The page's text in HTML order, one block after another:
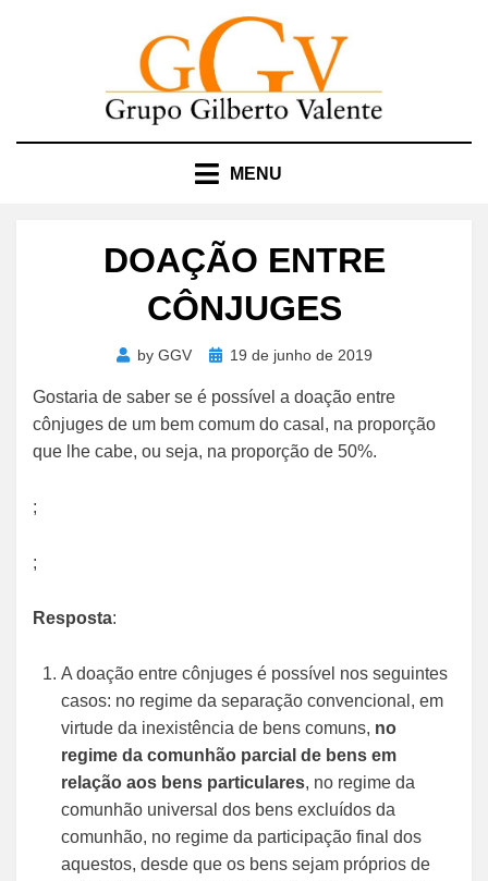
MENU
DOAÇÃO ENTRE
CÔNJUGES
by GGV
Posted19 de junho de 2019
Gostaria de saber se é possível a doação entre
cônjuges de um bem comum do casal, na proporção
que lhe cabe, ou seja, na proporção de 50%.
;
;
Resposta:
A doação entre cônjuges é possível nos seguintes
casos: no regime da separação convencional, em
virtude da inexistência de bens comuns, no
regime da comunhão parcial de bens em
relação aos bens particulares, no regime da
comunhão universal dos bens excluídos da
comunhão, no regime da participação final dos
aquestos, desde que os bens sejam próprios de